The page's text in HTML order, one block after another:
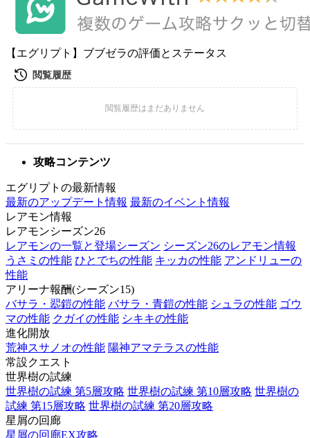
【エグリプト】ブブゼラの評価とステータス
攻略コンテンツ
エグリプトの最新情報
最新のアップデート情報 最新のイベント情報
レアモン情報
レアモンシーズン26
レアモンの一覧と登場シーズン シーズン26のレアモン情報
うさミの性能 ひとでちの性能 キッカの性能 アンドリューの
性能
アリーナ報酬(シーズン15)
バサラ・翆鎧の性能 バサラ・青鎧の性能 シュラの性能 ゴウ
マの性能 クガイの性能 シキキの性能
進化開放
荒神スサノオの性能 陽神アマテラスの性能
常設クエスト
世界樹の試練
世界樹の試練 第5層攻略 世界樹の試練 第10層攻略 世界樹の
試練 第15層攻略 世界樹の試練 第20層攻略
星屑の回廊
星屑の回廊EX攻略